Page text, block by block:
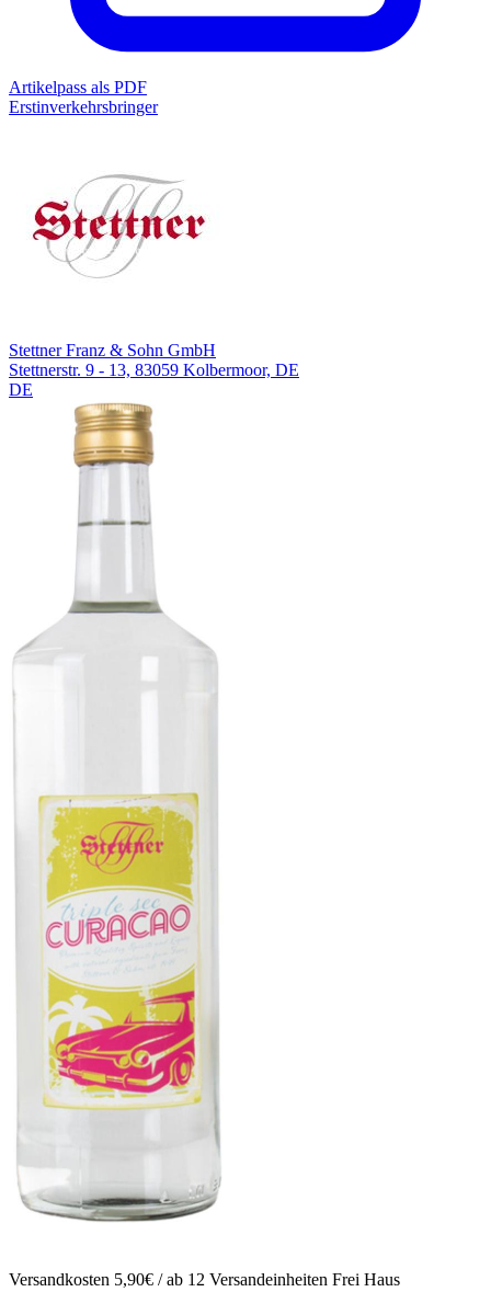
Artikelpass als PDF
Erstinverkehrsbringer
Stettner Franz & Sohn GmbH
Stettnerstr. 9 - 13, 83059 Kolbermoor, DE
DE
Versandkosten 5,90€ / ab 12 Versandeinheiten Frei Haus